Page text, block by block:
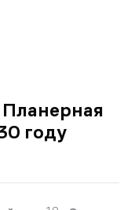
году